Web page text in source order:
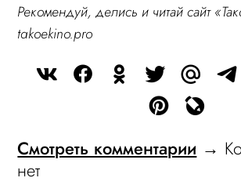
Рекомендуй, делись и читай сайт
takoekino.pro
Смотреть комментарии →
нет